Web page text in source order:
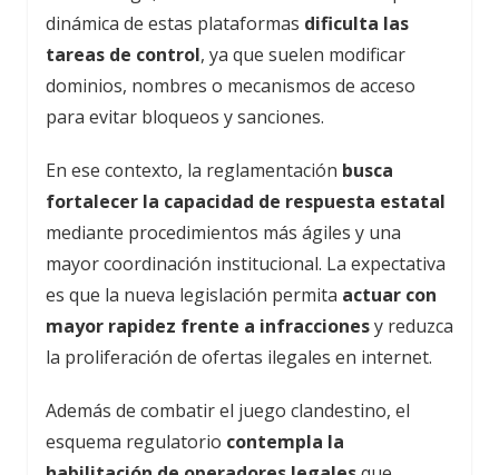
dinámica de estas plataformas dificulta las
tareas de control, ya que suelen modificar
dominios, nombres o mecanismos de acceso
para evitar bloqueos y sanciones.
En ese contexto, la reglamentación busca
fortalecer la capacidad de respuesta estatal
mediante procedimientos más ágiles y una
mayor coordinación institucional. La expectativa
es que la nueva legislación permita actuar con
mayor rapidez frente a infraccionesy reduzca
la proliferación de ofertas ilegales en internet.
Además de combatir el juego clandestino, el
esquema regulatorio contempla la